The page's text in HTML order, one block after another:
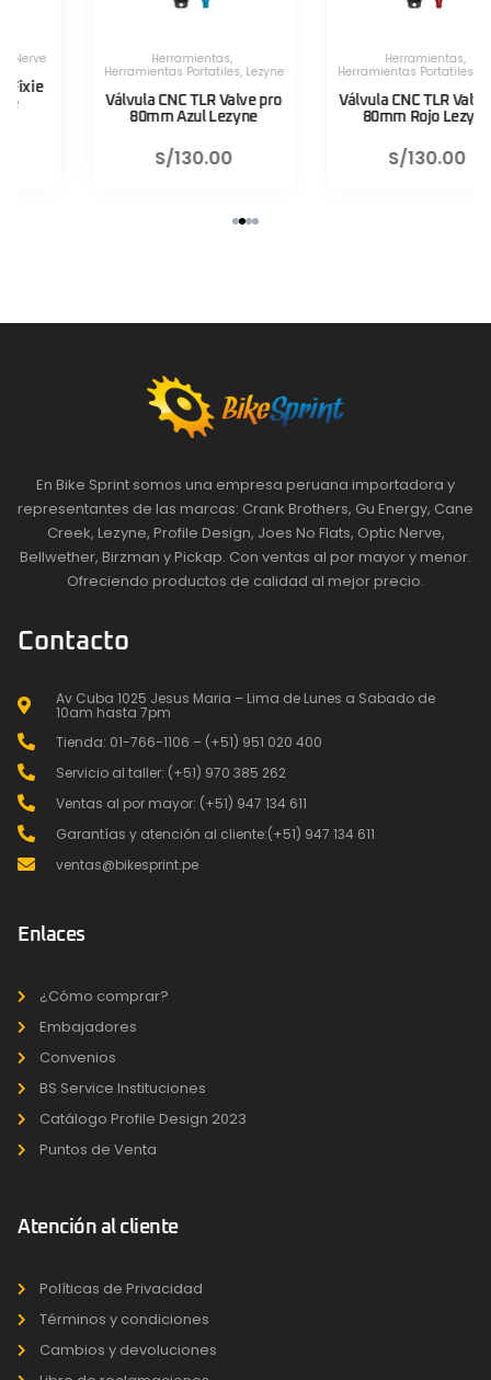
Herramientas,
Herramientas Portatiles,Lezyne
Válvula CNC TLR Valve pro
80mm Azul Lezyne
130.00
Herramientas,
Herramientas Portatiles,Lezyne
Válvula CNC TLR Valve pro
80mm Rojo Lezyne
130.00
En Bike Sprint somos una empresa peruana importadora y
representantes de las marcas: Crank Brothers, Gu Energy, Cane
Creek, Lezyne, Profile Design, Joes No Flats, Optic Nerve,
Bellwether, Birzman y Pickap. Con ventas al por mayor y menor.
Ofreciendo productos de calidad al mejor precio.
Contacto
Av Cuba 1025 Jesus Maria – Lima de Lunes a Sabado de
10am hasta 7pm
Tienda: 01-766-1106 – (+51) 951 020 400
Servicio al taller: (+51) 970 385 262
Ventas al por mayor: (+51) 947 134 611
Garantías y atención al cliente:(+51) 947 134 611
ventas@bikesprint.pe
Enlaces
¿Cómo comprar?
Embajadores
Convenios
BS Service Instituciones
Catálogo Profile Design 2023
Puntos de Venta
Atención al cliente
Políticas de Privacidad
Términos y condiciones
Cambios y devoluciones